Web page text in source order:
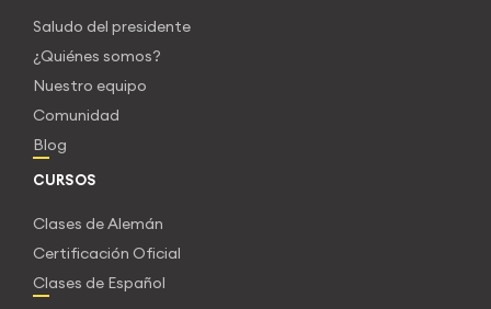
Saludo del presidente
¿Quiénes somos?
Nuestro equipo
Comunidad
Blog
CURSOS
Clases de Alemán
Certificación Oficial
Clases de Español